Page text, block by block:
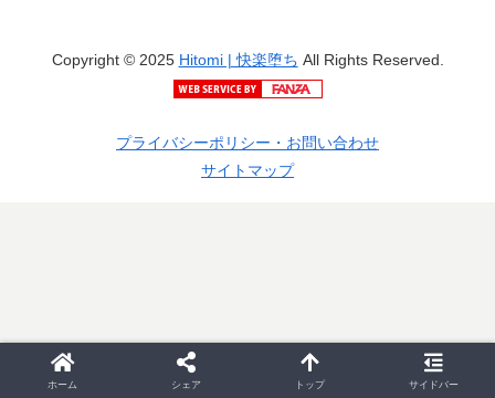
Copyright © 2025 Hitomi | 快楽堕ち All Rights Reserved.
プライバシーポリシー・お問い合わせ
サイトマップ
ホーム シェア トップ サイドバー